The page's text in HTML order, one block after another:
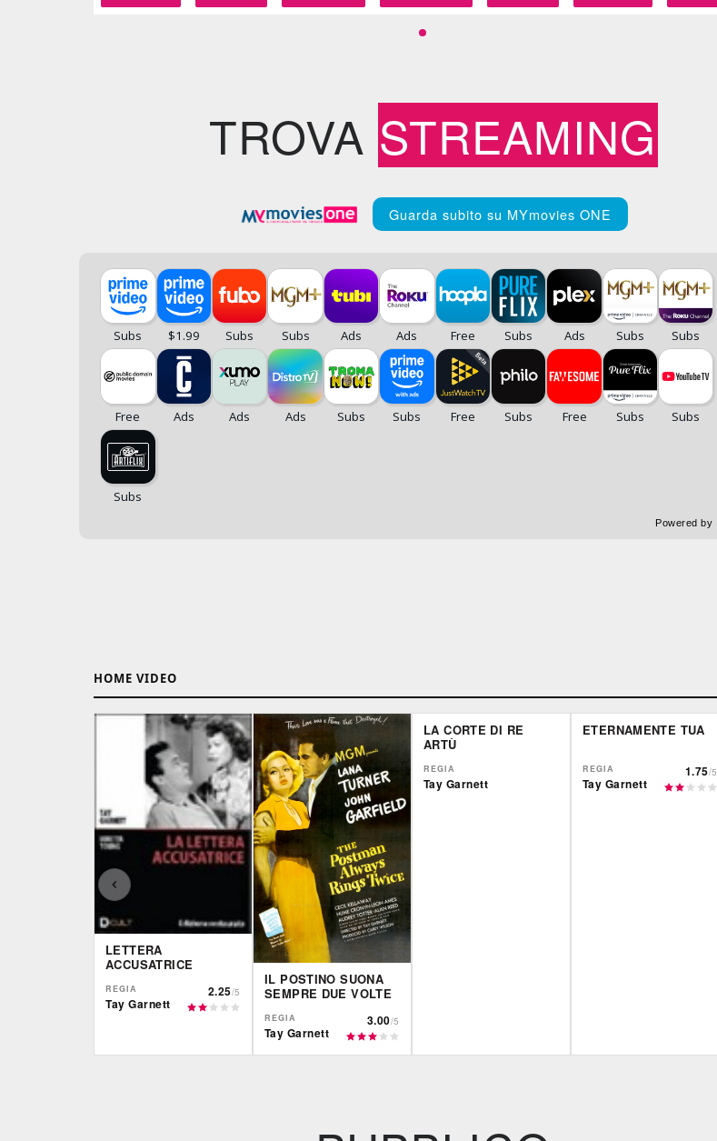
TROVA STREAMING
Guarda subito su MYmovies ONE
Powered by
HOME VIDEO
LETTERA
ACCUSATRICE
REGIA
Tay Garnett
2.25/5
IL POSTINO SUONA
SEMPRE DUE VOLTE
REGIA
Tay Garnett
3.00/5
LA CORTE DI RE
ARTÙ
REGIA
Tay Garnett
ETERNAMENTE TUA
REGIA
Tay Garnett
1.75/5